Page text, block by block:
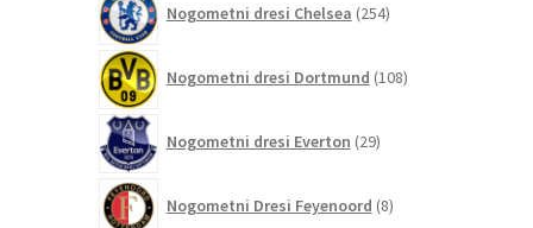
Nogometni dresi Chelsea 254izdelkov
Nogometni dresi Dortmund 108izdelkov
Nogometni dresi Everton 29izdelkov
Nogometni Dresi Feyenoord 8izdelkov